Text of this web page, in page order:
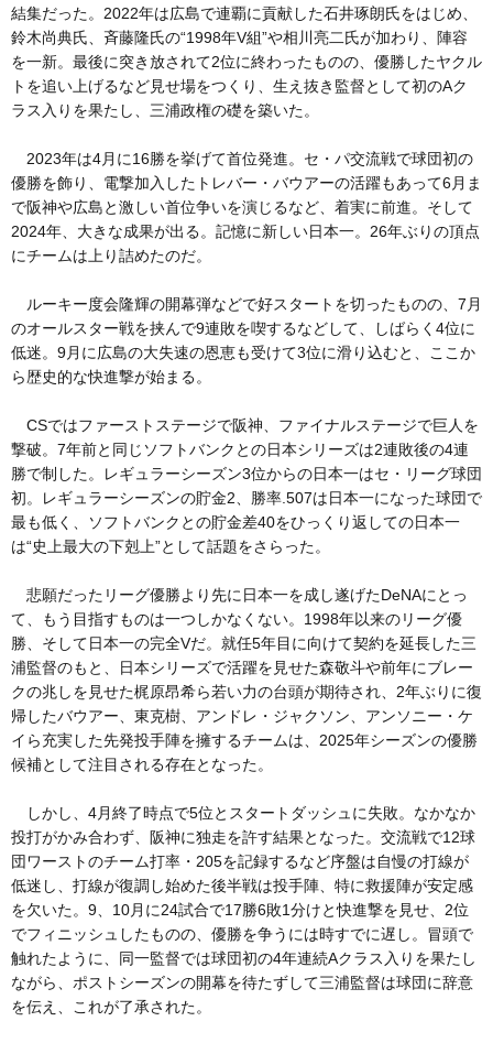
結集だった。2022年は広島で連覇に貢献した石井琢朗氏をはじめ、
鈴木尚典氏、斉藤隆氏の“1998年V組”や相川亮二氏が加わり、陣容
を一新。最後に突き放されて2位に終わったものの、優勝したヤクル
トを追い上げるなど見せ場をつくり、生え抜き監督として初のAク
ラス入りを果たし、三浦政権の礎を築いた。
2023年は4月に16勝を挙げて首位発進。セ・パ交流戦で球団初の
優勝を飾り、電撃加入したトレバー・バウアーの活躍もあって6月ま
で阪神や広島と激しい首位争いを演じるなど、着実に前進。そして
2024年、大きな成果が出る。記憶に新しい日本一。26年ぶりの頂点
にチームは上り詰めたのだ。
ルーキー度会隆輝の開幕弾などで好スタートを切ったものの、7月
のオールスター戦を挟んで9連敗を喫するなどして、しばらく4位に
低迷。9月に広島の大失速の恩恵も受けて3位に滑り込むと、ここか
ら歴史的な快進撃が始まる。
CSではファーストステージで阪神、ファイナルステージで巨人を
撃破。7年前と同じソフトバンクとの日本シリーズは2連敗後の4連
勝で制した。レギュラーシーズン3位からの日本一はセ・リーグ球団
初。レギュラーシーズンの貯金2、勝率.507は日本一になった球団で
最も低く、ソフトバンクとの貯金差40をひっくり返しての日本一
は“史上最大の下剋上”として話題をさらった。
悲願だったリーグ優勝より先に日本一を成し遂げたDeNAにとっ
て、もう目指すものは一つしかなくない。1998年以来のリーグ優
勝、そして日本一の完全Vだ。就任5年目に向けて契約を延長した三
浦監督のもと、日本シリーズで活躍を見せた森敬斗や前年にブレー
クの兆しを見せた梶原昂希ら若い力の台頭が期待され、2年ぶりに復
帰したバウアー、東克樹、アンドレ・ジャクソン、アンソニー・ケ
イら充実した先発投手陣を擁するチームは、2025年シーズンの優勝
候補として注目される存在となった。
しかし、4月終了時点で5位とスタートダッシュに失敗。なかなか
投打がかみ合わず、阪神に独走を許す結果となった。交流戦で12球
団ワーストのチーム打率・205を記録するなど序盤は自慢の打線が
低迷し、打線が復調し始めた後半戦は投手陣、特に救援陣が安定感
を欠いた。9、10月に24試合で17勝6敗1分けと快進撃を見せ、2位
でフィニッシュしたものの、優勝を争うには時すでに遅し。冒頭で
触れたように、同一監督では球団初の4年連続Aクラス入りを果たし
ながら、ポストシーズンの開幕を待たずして三浦監督は球団に辞意
を伝え、これが了承された。